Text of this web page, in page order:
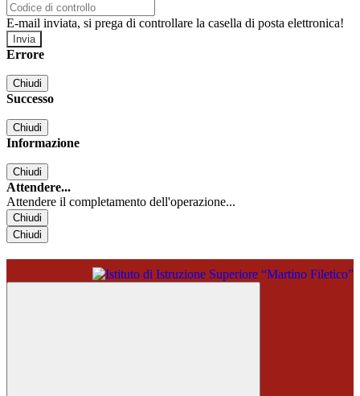
E-mail inviata, si prega di controllare la casella di posta elettronica!
Errore
Chiudi
Successo
Chiudi
Informazione
Chiudi
Attendere...
Attendere il completamento dell'operazione...
Chiudi
Chiudi